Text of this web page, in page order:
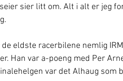
sier litt om. Alt i alt er jeg
eldste racerbilene nemlig
Han var a-poeng med Per
var det Alhaug